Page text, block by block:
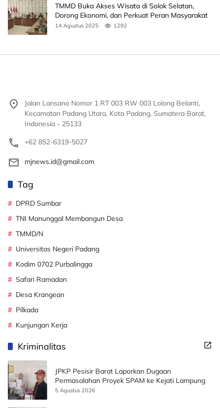
TMMD Buka Akses Wisata di Solok Selatan,
Dorong Ekonomi, dan Perkuat Peran Masyarakat
14 Agustus 2025 1292
Jalan Lansano Nomor 1 RT 003 RW 003 Lolong Belanti,
Kecamatan Padang Utara, Kota Padang, Sumatera Barat,
Indonesia - 25133
+62 852-6319-5027
mjnews.id@gmail.com
Tag
DPRD Sumbar
TNI Manunggal Membangun Desa
TMMD/N
Universitas Negeri Padang
Kodim 0702 Purbalingga
Safari Ramadan
Desa Krangean
Pilkada
Kunjungan Kerja
Kriminalitas
JPKP Pesisir Barat Laporkan Dugaan
Permasalahan Proyek SPAM ke Kejati Lampung
5 Agustus 2026